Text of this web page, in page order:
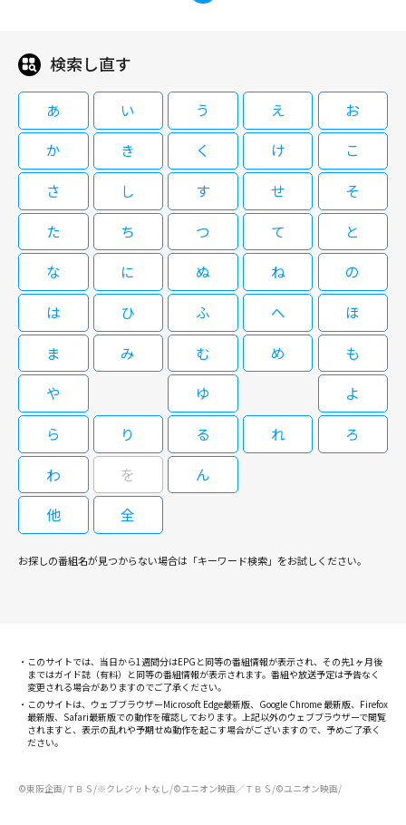
09/04(金)10:50～12:45
夏樹静子原作、沢口靖子主演のミステリードラマ。東京地検検事が明晰な推
理と旺盛な行動力で殺人事件の真相に迫る。出演はほかに西村和彦、神保悟
志、櫻井淳子、植草克秀。 明晰な推理と旺盛な行動力で真実を追い求める
東京地検検事・霞夕子（沢口靖子）。ある日、歯科医・宗田郁夫（天宮良）
の死体が自宅で発見される。第一発見者は妻の恵美（櫻井淳子）。事務官の
桜木洋一（西村和彦）を伴って現場に現れた夕子だったが、駆けつけた宗田
の従兄弟・長沢章（植草克秀）の姿を見て驚く。偶然にも長沢は夕子の夫の
主治医だった・・・。
【金曜サスペンス劇場】 検事・霞夕
子２～無関係な死～ 出演：沢口靖子
09/04(金)12:45～14:40
夏樹静子原作、沢口靖子主演のミステリードラマ第２弾。東京地検検事が猟
銃暴発事故の真相に迫る。出演はほかに西村和彦、神保悟志、石丸謙二郎、
いしのようこ、手塚理美。 明晰な推理と旺盛な行動力で真実を追い求める
東京地検検事・霞夕子（沢口靖子）。ある日、猟銃の暴発事故が起きる。持
ち主である宮田慶吾（川野太郎）が弾が入っているとは知らずに手入れをし
ていた際、銃が暴発。不幸にも通りがかりの老人・榎木公太郎（山崎満）に
弾が当たってしまったという。誰もが事故と考える中、夕子は発砲した宮田
と榎木の関係を調べることから始めるが・・・。
【金曜サスペンス劇場】 検事・霞夕
子３～年一回の訪問者～ 出演：沢口
靖子
09/04(金)14:40～16:35
元弁護士との対決を通じて真実に迫る。出演はほかに西村和彦、神保悟志、
を確信。さらに調べを進めると、仁美がかつて優秀で正義感あふれる弁護士
だったことが判明する・・・。
子４～誤認逮捕～ 出演：沢口靖子
09/04(金)16:35～18:30
過去の誤認逮捕と殺人事件の関連を暴く。出演はほかに西村和彦、神保悟
検索し直す
あ い う え
お
か
き く け
こ
さ
し す せ
そ
た
ち つ て
と
な
に ぬ ね
の
は
ひ ふ へ
ほ
ま
み む め
も
や
ゆ
よ
ら
り る れ
ろ
わ
を
ん
他
全
お探しの番組名が見つからない場合は「キーワード検索」をお試しください。
このサイトでは、当日から1週間分はEPGと同等の番組情報が表示され、その先1ヶ月後
まではガイド誌（有料）と同等の番組情報が表示されます。番組や放送予定は予告なく
変更される場合がありますのでご了承ください。
このサイトは、ウェブブラウザーMicrosoft Edge最新版、Google Chrome 最新版、Firefox
最新版、Safari最新版での動作を確認しております。上記以外のウェブブラウザーで閲覧
されますと、表示の乱れや予期せぬ動作を起こす場合がございますので、予めご了承く
ださい。
©東阪企画/ＴＢＳ/※クレジットなし/©ユニオン映画／ＴＢＳ/©ユニオン映画/